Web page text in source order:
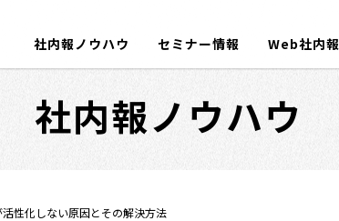
社内報ノウハウ セミナー情報 Web社内報
社内報ノウハウ
性化しない原因とその解決方法